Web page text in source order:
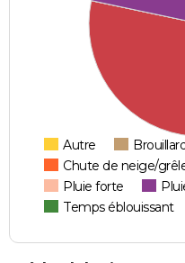
Autre
Chute de neige/
Pluie forte
Temps éblouissant